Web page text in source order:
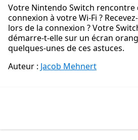
Votre Nintendo Switch rencontre
connexion à votre Wi-Fi ?
lors de la connexion ? Votre
démarre-t-elle sur un écran
quelques-unes de ces astuces.
Auteur : Jacob Mehnert